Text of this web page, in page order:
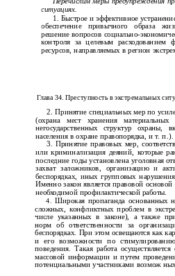
ситуациях.
1. Быстрое и эффективное
обеспечение привычного образа
решение вопросов социально-
контроля за целевым расходованием
ресурсов, направляемых в регион
Глава 34. Преступность в экстремальных
2. Принятие специальных мер по
(охрана мест хранения
негосударственных структур охраны,
населения в охране правопорядка, и т. п.).
3. Принятие правовых мер,
или криминализация деяний, которые
последние годы установлена уголовная
захват заложников, организацию и
беспорядках, иных групповых
Именно закон является правовой
необходимой профилактической работы.
4. Широкая пропаганда основанных
сложных, конфликтных проблем в
числе указанных в законе), а также
норм об ответственности за
беспорядках. При этом освещаются как
и его возможности по
поведения. Такая работа
массовой информации и путем
потенциальными участниками возмож­ ных